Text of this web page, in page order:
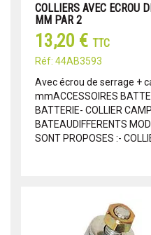
COLLIERS AVEC ECROU
MM PAR 2
13,20 € TTC
Réf: 44AB3593
Avec écrou de serrage +
mmACCESSOIRES
BATTERIE- COLLIER
BATEAUDIFFERENTS
SONT PROPOSES :-